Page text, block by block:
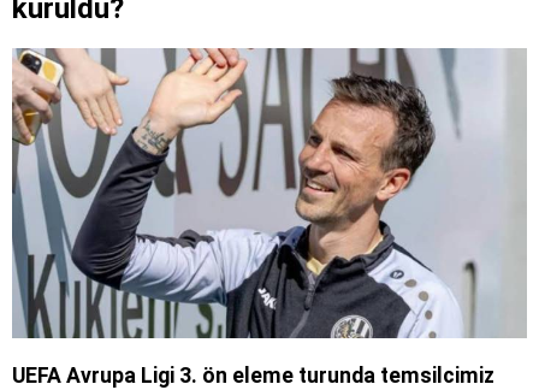
kuruldu?
UEFA Avrupa Ligi 3. ön eleme turunda temsilcimiz